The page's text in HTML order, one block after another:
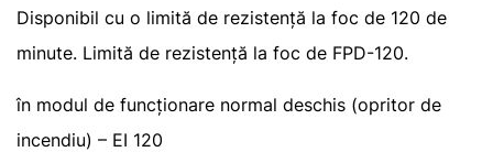
Disponibil cu o limită de rezistență la foc de 120 de
minute. Limită de rezistență la foc de FPD-120.
în modul de funcționare normal deschis (opritor de
incendiu) – EI 120